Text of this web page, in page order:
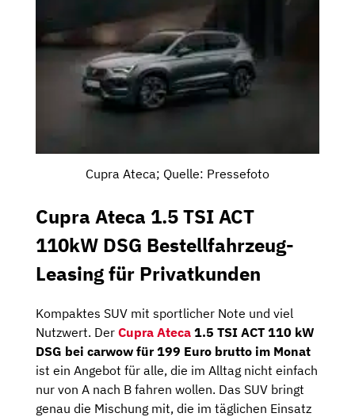
Cupra Ateca; Quelle: Pressefoto
Cupra Ateca 1.5 TSI ACT
110kW DSG Bestellfahrzeug-
Leasing für Privatkunden
Kompaktes SUV mit sportlicher Note und viel
Nutzwert. Der Cupra Ateca 1.5 TSI ACT 110 kW
DSG bei carwow für 199 Euro brutto im Monat
ist ein Angebot für alle, die im Alltag nicht einfach
nur von A nach B fahren wollen. Das SUV bringt
genau die Mischung mit, die im täglichen Einsatz